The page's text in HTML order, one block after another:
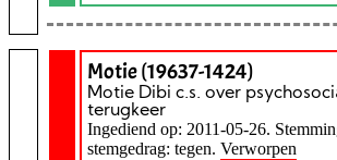
Motie (19637-1424)
Motie Dibi c.s. over
terugkeer
Ingediend op: 2011-05-26.
stemgedrag: tegen. Verworpen